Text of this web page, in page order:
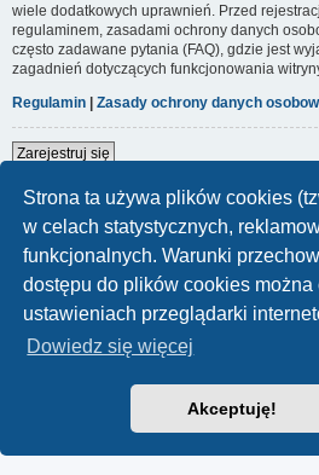
Strona ta używa plików cookies
w celach statystycznych,
funkcjonalnych. Warunki
dostępu do plików cookies można
ustawieniach przeglądarki
Dowiedz się więcej
Akceptuję!
wiele dodatkowych uprawnień. Przed
regulaminem, zasadami ochrony danych
często zadawane pytania (FAQ), gdzie jest
zagadnień dotyczących funkcjonowania
Regulamin | Zasady ochrony danych
Zarejestruj się
Technologię dostarcza phpBB® Forum
Polski pakiet językowy